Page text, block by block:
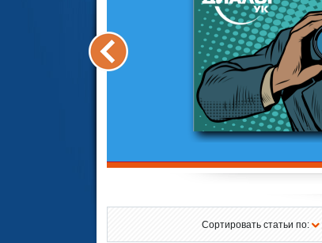
Сортировать статьи по: